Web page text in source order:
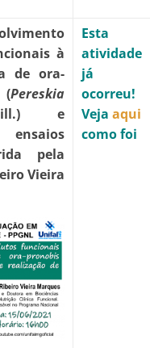
à
de ora-
Pereskia
e
pela
Vieira
Esta
atividade
já
ocorreu!
Vejaaqui
como foi